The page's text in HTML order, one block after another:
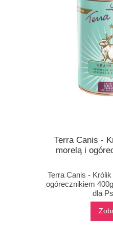
Terra Canis -
morelą i
Terra Canis -
ogórecznikiem
dla